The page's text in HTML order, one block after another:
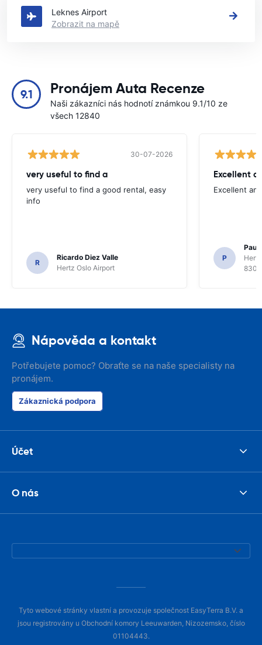
Leknes Airport
Zobrazit na mapě
9.1 Pronájem Auta Recenze
Naši zákazníci nás hodnotí známkou 9.1/10 ze
všech 12840
30-07-2026
very useful to find a
very useful to find a good rental, easy
info
R
Ricardo Diez Valle
Hertz Oslo Airport
Excellent
Excellent
P
Paul
8300
Nápověda a kontakt
Potřebujete pomoc? Obraťte se na naše specialisty na
pronájem.
Zákaznická podpora
Účet
O nás
Tyto webové stránky vlastní a provozuje společnost EasyTerra B.V. a
jsou registrovány u Obchodní komory Leeuwarden, Nizozemsko, číslo
01104443.